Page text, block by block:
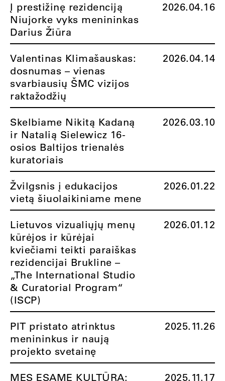
Į prestižinę rezidenciją
Niujorke vyks menininkas
Darius Žiūra
2026.04.16
Valentinas Klimašauskas:
dosnumas – vienas
svarbiausių ŠMC vizijos
raktažodžių
2026.04.14
Skelbiame Nikitą Kadaną
ir Natalią Sielewicz 16-
osios Baltijos trienalės
kuratoriais
2026.03.10
Žvilgsnis į edukacijos
vietą šiuolaikiniame mene
2026.01.22
Lietuvos vizualiųjų menų
kūrėjos ir kūrėjai
kviečiami teikti paraiškas
rezidencijai Brukline –
„The International Studio
& Curatorial Program“
(ISCP)
2026.01.12
PIT pristato atrinktus
menininkus ir naują
projekto svetainę
2025.11.26
MES ESAME KULTŪRA:
2025.11.17